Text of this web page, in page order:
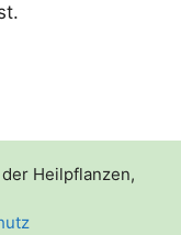
Heilpflanzen,